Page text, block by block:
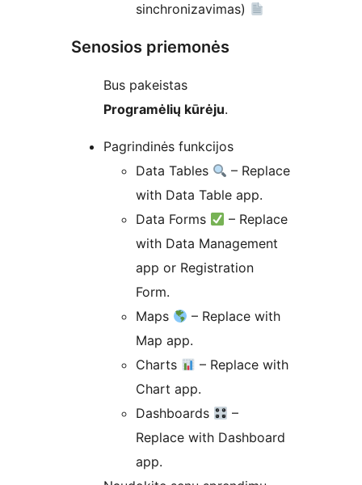
sinchronizavimas)
Senosios priemonės
Bus pakeistas
Programėlių kūrėju.
Pagrindinės funkcijos
Data Tables
– Replace
with Data Table app.
Data Forms
– Replace
with Data Management
app or Registration
Form.
Maps
– Replace with
Map app.
Charts
– Replace with
Chart app.
Dashboards
–
Replace with Dashboard
app.